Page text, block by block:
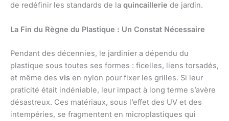
de redéfinir les standards de la quincaillerie de jardin.
La Fin du Règne du Plastique : Un Constat Nécessaire
Pendant des décennies, le jardinier a dépendu du
plastique sous toutes ses formes : ficelles, liens torsadés,
et même des vis en nylon pour fixer les grilles. Si leur
praticité était indéniable, leur impact à long terme s’avère
désastreux. Ces matériaux, sous l’effet des UV et des
intempéries, se fragmentent en microplastiques qui